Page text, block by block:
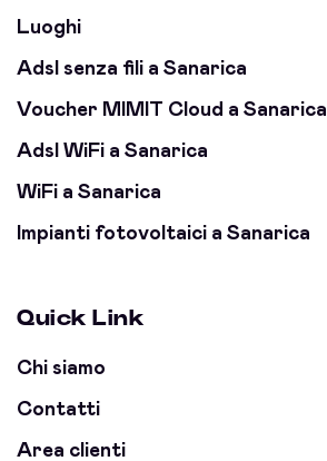
Luoghi
Adsl senza fili a Sanarica
Voucher MIMIT Cloud a Sanarica
Adsl WiFi a Sanarica
WiFi a Sanarica
Impianti fotovoltaici a Sanarica
Quick Link
Chi siamo
Contatti
Area clienti